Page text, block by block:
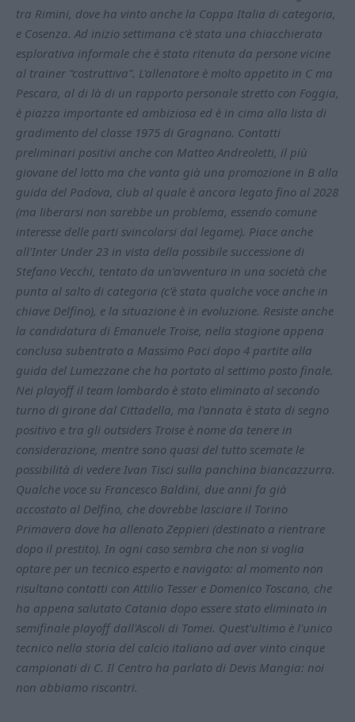
tra Rimini, dove ha vinto anche la Coppa Italia di categoria,
e Cosenza. Ad inizio settimana c'è stata una chiacchierata
esplorativa informale che è stata ritenuta da persone vicine
al trainer “costruttiva”. L'allenatore è molto appetito in C ma
Pescara, al di là di un rapporto personale stretto con Foggia,
è piazza importante ed ambiziosa ed è in cima alla lista di
gradimento del classe 1975 di Gragnano. Contatti
preliminari positivi anche con Matteo Andreoletti, il più
giovane del lotto ma che vanta già una promozione in B alla
guida del Padova, club al quale è ancora legato fino al 2028
(ma liberarsi non sarebbe un problema, essendo comune
interesse delle parti svincolarsi dal legame). Piace anche
all'Inter Under 23 in vista della possibile successione di
Stefano Vecchi, tentato da un'avventura in una società che
punta al salto di categoria (c'è stata qualche voce anche in
chiave Delfino), e la situazione è in evoluzione. Resiste anche
la candidatura di Emanuele Troise, nella stagione appena
conclusa subentrato a Massimo Paci dopo 4 partite alla
guida del Lumezzane che ha portato al settimo posto finale.
Nei playoff il team lombardo è stato eliminato al secondo
turno di girone dal Cittadella, ma l'annata è stata di segno
positivo e tra gli outsiders Troise è nome da tenere in
considerazione, mentre sono quasi del tutto scemate le
possibilità di vedere Ivan Tisci sulla panchina biancazzurra.
Qualche voce su Francesco Baldini, due anni fa già
accostato al Delfino, che dovrebbe lasciare il Torino
Primavera dove ha allenato Zeppieri (destinato a rientrare
dopo il prestito). In ogni caso sembra che non si voglia
optare per un tecnico esperto e navigato: al momento non
risultano contatti con Attilio Tesser e Domenico Toscano, che
ha appena salutato Catania dopo essere stato eliminato in
semifinale playoff dall'Ascoli di Tomei. Quest'ultimo è l'unico
tecnico nella storia del calcio italiano ad aver vinto cinque
campionati di C. Il Centro ha parlato di Devis Mangia: noi
non abbiamo riscontri.